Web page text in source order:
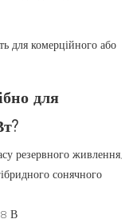
для комерційного або
для
резервного живлення,
сонячного
В